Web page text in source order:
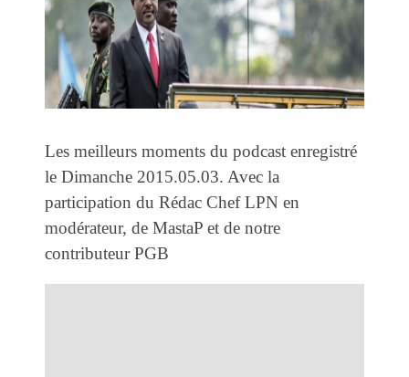
Les meilleurs moments du podcast enregistré
le Dimanche 2015.05.03. Avec la
participation du Rédac Chef LPN en
modérateur, de MastaP et de notre
contributeur PGB